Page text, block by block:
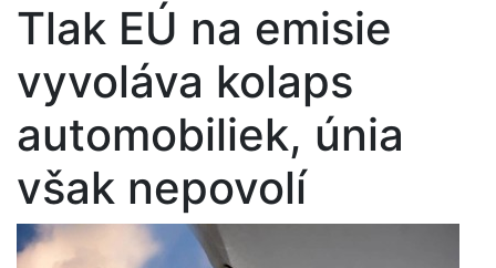
Tlak EÚ na emisie
vyvoláva kolaps
automobiliek, únia
však nepovolí